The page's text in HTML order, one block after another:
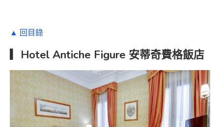
▲ 回目錄
▎Hotel Antiche Figure 安蒂奇費格飯店